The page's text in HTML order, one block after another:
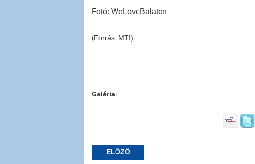
Fotó: WeLoveBalaton
(Forrás: MTI)
Galéria:
ELŐZŐ